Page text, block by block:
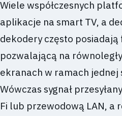
Wiele współczesnych
aplikacje na smart TV, a
dekodery często
pozwalającą na
ekranach w ramach jednej
Wówczas sygnał
Fi lub przewodową LAN, a